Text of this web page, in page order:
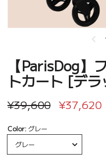
【ParisDog】
トカート [デ
¥39,600 ¥37,620
Color: グレー